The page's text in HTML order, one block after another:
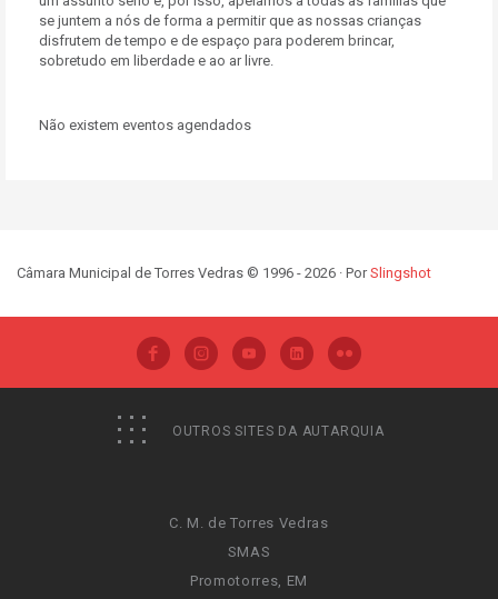
se juntem a nós de forma a permitir que as nossas crianças
disfrutem de tempo e de espaço para poderem brincar,
sobretudo em liberdade e ao ar livre.
Não existem eventos agendados
Câmara Municipal de Torres Vedras © 1996 - 2026 · PorSlingshot
OUTROS SITES DA AUTARQUIA
C. M. de Torres Vedras
SMAS
Promotorres, EM